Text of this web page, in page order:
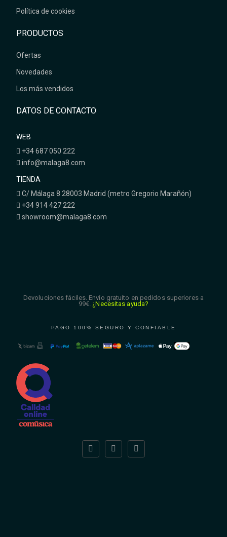
Política de cookies
PRODUCTOS
Ofertas
Novedades
Los más vendidos
DATOS DE CONTACTO
WEB
+34 687 050 222
info@malaga8.com
TIENDA
C/ Málaga 8 28003 Madrid (metro Gregorio Marañón)
+34 914 427 222
showroom@malaga8.com
Devoluciones fáciles. Envío gratuito en pedidos superiores a
99€. ¿Necesitas ayuda?
PAGO 100% SEGURO Y CONFIABLE